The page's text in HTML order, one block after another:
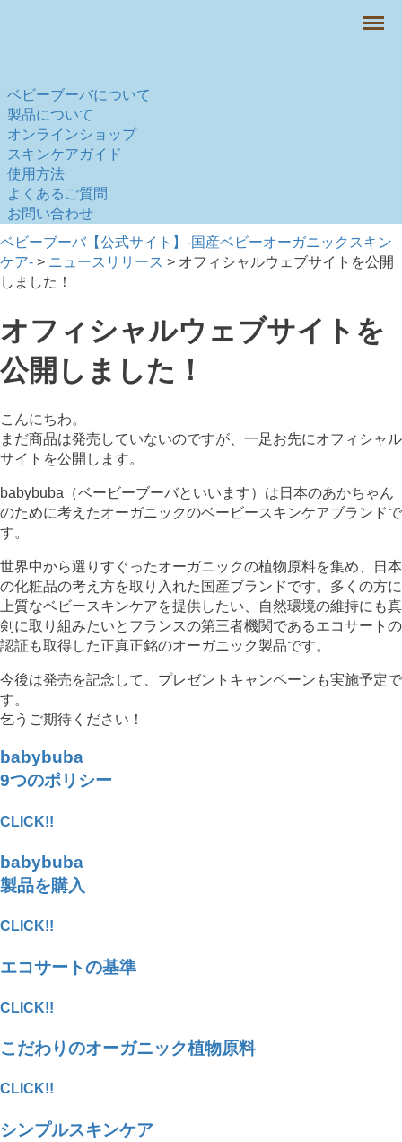
ベビーブーバについて
製品について
オンラインショップ
スキンケアガイド
使用方法
よくあるご質問
お問い合わせ
Menu
ベビーブーバ【公式サイト】-国産ベビーオーガニックスキン
ケア- > ニュースリリース > オフィシャルウェブサイトを公開
しました！
オフィシャルウェブサイトを
公開しました！
こんにちわ。
まだ商品は発売していないのですが、一足お先にオフィシャル
サイトを公開します。
babybuba（ベービーブーバといいます）は日本のあかちゃん
のために考えたオーガニックのベービースキンケアブランドで
す。
世界中から選りすぐったオーガニックの植物原料を集め、日本
の化粧品の考え方を取り入れた国産ブランドです。多くの方に
上質なベビースキンケアを提供したい、自然環境の維持にも真
剣に取り組みたいとフランスの第三者機関であるエコサートの
認証も取得した正真正銘のオーガニック製品です。
今後は発売を記念して、プレゼントキャンペーンも実施予定で
す。
乞うご期待ください！
babybuba
9つのポリシー
CLICK!!
babybuba
製品を購入
CLICK!!
エコサートの基準
CLICK!!
こだわりのオーガニック植物原料
CLICK!!
シンプルスキンケア